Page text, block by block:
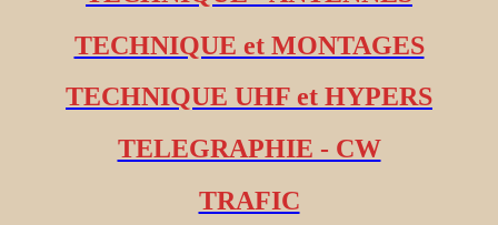
TECHNIQUE et MONTAGES
TECHNIQUE UHF et HYPERS
TELEGRAPHIE - CW
TRAFIC